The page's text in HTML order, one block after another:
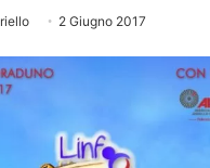
2 Giugno 2017